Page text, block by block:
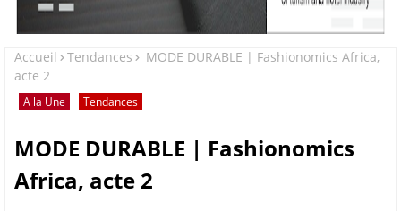
Accueil Tendances
MODE DURABLE | Fashionomics Africa,
acte 2
A la Une Tendances
MODE DURABLE | Fashionomics
Africa, acte 2